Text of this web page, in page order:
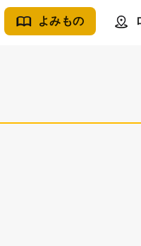
よみもの